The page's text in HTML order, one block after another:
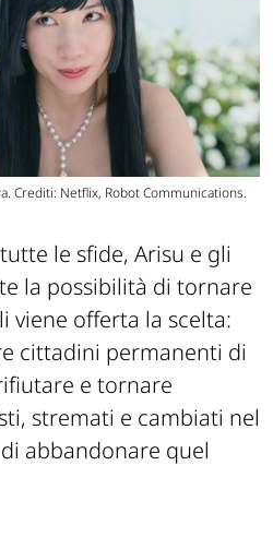
Crediti: Netflix, Robot Communications.
le sfide, Arisu e gli
la possibilità di tornare
viene offerta la scelta:
cittadini permanenti di
e tornare
stremati e cambiati nel
abbandonare quel